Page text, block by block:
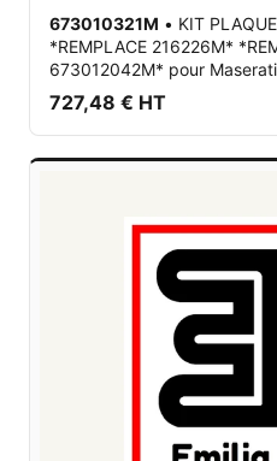
673010321M • KIT
*REMPLACE 216226M*
673012042M* pour
Quattroporte V M139
727,48 € HT